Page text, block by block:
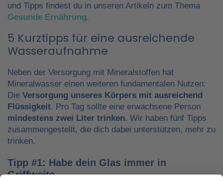
und Tipps findest du in unseren Artikeln zum Thema
Gesunde Ernährung.
5 Kurztipps für eine ausreichende
Wasseraufnahme
Neben der Versorgung mit Mineralstoffen hat
Mineralwasser einen weiteren fundamentalen Nutzen:
Die Versorgung unseres Körpers mit ausreichend
Flüssigkeit. Pro Tag sollte eine erwachsene Person
mindestens zwei Liter trinken. Wir haben fünf Tipps
zusammengestellt, die dich dabei unterstützen, mehr zu
trinken.
Tipp #1: Habe dein Glas immer in
Griffweite